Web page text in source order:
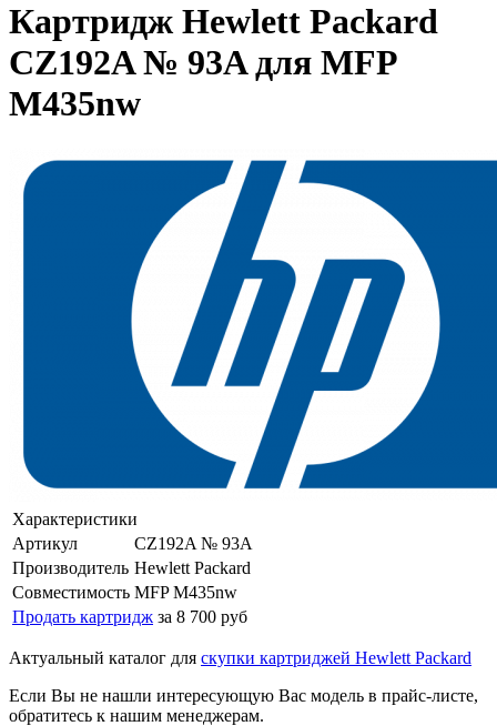
Картридж Hewlett Packard
CZ192A № 93A для MFP
M435nw
Характеристики
Артикул
CZ192A № 93A
Производитель Hewlett Packard
Совместимость MFP M435nw
Продать картридж за 8 700 руб
Актуальный каталог для скупки картриджей Hewlett Packard
Если Вы не нашли интересующую Вас модель в прайс-листе,
обратитесь к нашим менеджерам.